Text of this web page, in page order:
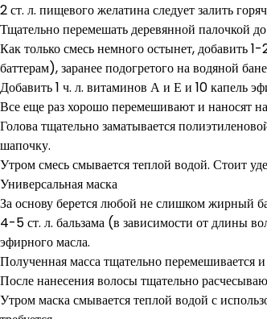
2 ст. л. пищевого желатина следует залить
Тщательно перемешать деревянной палочкой
Как только смесь немного остынет, добавить
баттерам), заранее подогретого на водяной
Добавить 1 ч. л. витаминов А и Е и 10 капель
Все еще раз хорошо перемешивают и наносят
Голова тщательно заматывается
шапочку.
Утром смесь смывается теплой водой. Стоит
Универсальная маска
За основу берется любой не слишком жирный
4-5 ст. л. бальзама (в зависимости от длины
эфирного масла.
Полученная масса тщательно перемешивается
После нанесения волосы тщательно
Утром маска смывается теплой водой с